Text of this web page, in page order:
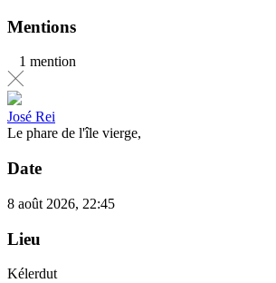
Mentions
1 mention
José Rei
Le phare de l'île vierge,
Date
8 août 2026, 22:45
Lieu
Kélerdut